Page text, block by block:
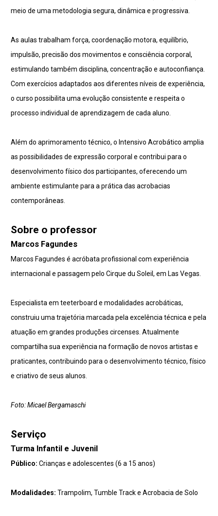
meio de uma metodologia segura, dinâmica e progressiva.
As aulas trabalham força, coordenação motora, equilíbrio,
impulsão, precisão dos movimentos e consciência corporal,
estimulando também disciplina, concentração e autoconfiança.
Com exercícios adaptados aos diferentes níveis de experiência,
o curso possibilita uma evolução consistente e respeita o
processo individual de aprendizagem de cada aluno.
Além do aprimoramento técnico, o Intensivo Acrobático amplia
as possibilidades de expressão corporal e contribui para o
desenvolvimento físico dos participantes, oferecendo um
ambiente estimulante para a prática das acrobacias
contemporâneas.
Sobre o professor
Marcos Fagundes
Marcos Fagundes é acróbata profissional com experiência
internacional e passagem pelo Cirque du Soleil, em Las Vegas.
Especialista em teeterboard e modalidades acrobáticas,
construiu uma trajetória marcada pela excelência técnica e pela
atuação em grandes produções circenses. Atualmente
compartilha sua experiência na formação de novos artistas e
praticantes, contribuindo para o desenvolvimento técnico, físico
e criativo de seus alunos.
Foto: Micael Bergamaschi
Serviço
Turma Infantil e Juvenil
Público: Crianças e adolescentes (6 a 15 anos)
Modalidades: Trampolim, Tumble Track e Acrobacia de Solo